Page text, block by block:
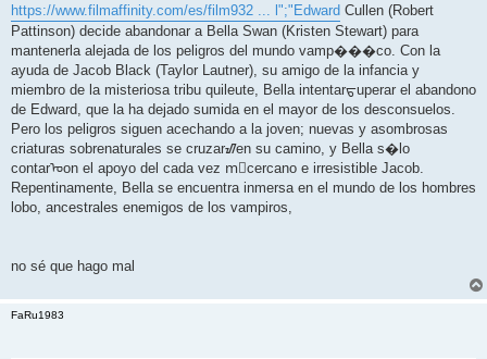
https://www.filmaffinity.com/es/film932 ... l";"Edward Cullen (Robert
Pattinson) decide abandonar a Bella Swan (Kristen Stewart) para
mantenerla alejada de los peligros del mundo vamp���co. Con la
ayuda de Jacob Black (Taylor Lautner), su amigo de la infancia y
miembro de la misteriosa tribu quileute, Bella intentarᠳuperar el abandono
de Edward, que la ha dejado sumida en el mayor de los desconsuelos.
Pero los peligros siguen acechando a la joven; nuevas y asombrosas
criaturas sobrenaturales se cruzarᮠen su camino, y Bella s�lo
contarᠣon el apoyo del cada vez m᳠cercano e irresistible Jacob.
Repentinamente, Bella se encuentra inmersa en el mundo de los hombres
lobo, ancestrales enemigos de los vampiros,
no sé que hago mal
FaRu1983